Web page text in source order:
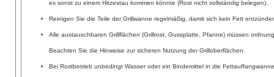
es sonst zu einem Hitzestau kommen könnte (Rost nicht vollständig belegen).
Reinigen Sie die Teile der Grillwanne regelmäßig, damit sich kein Fett
Alle austauschbaren Grillflächen (Grillrost, Gussplatte, Pfanne) müssen
Beachten Sie die Hinweise zur sicheren Nutzung der Grilloberflächen.
Bei Rostbetrieb unbedingt Wasser oder ein Bindemittel in die